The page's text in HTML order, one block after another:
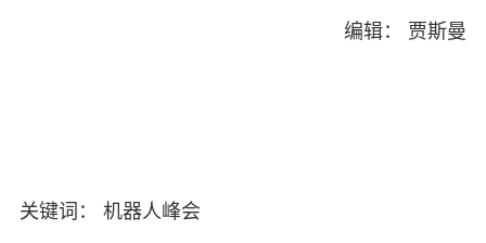
编辑： 贾斯曼
关键词： 机器人峰会